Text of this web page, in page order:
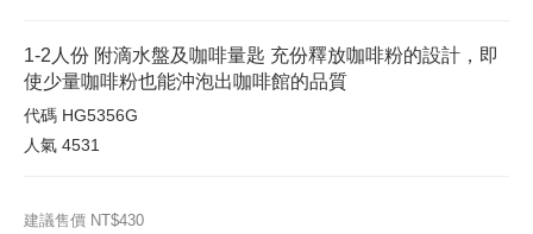
1-2人份 附滴水盤及咖啡量匙 充份釋放咖啡粉的設計，即
使少量咖啡粉也能沖泡出咖啡館的品質
代碼 HG5356G
人氣 4531
建議售價 NT$430